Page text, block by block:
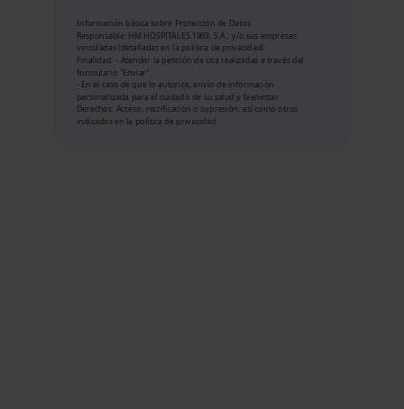
Información básica sobre Protección de Datos
Responsable: HM HOSPITALES 1989, S.A., y/o sus empresas
vinculadas (detalladas en la política de privacidad)
Finalidad: - Atender la petición de cita realizadas a través del
formulario "Enviar".
- En el caso de que lo autorice, envío de información
personalizada para el cuidado de su salud y bienestar.
Derechos: Acceso, rectificación o supresión, así como otros
indicados en la política de privacidad.